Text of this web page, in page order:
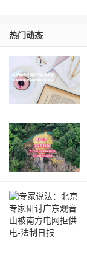
热门动态